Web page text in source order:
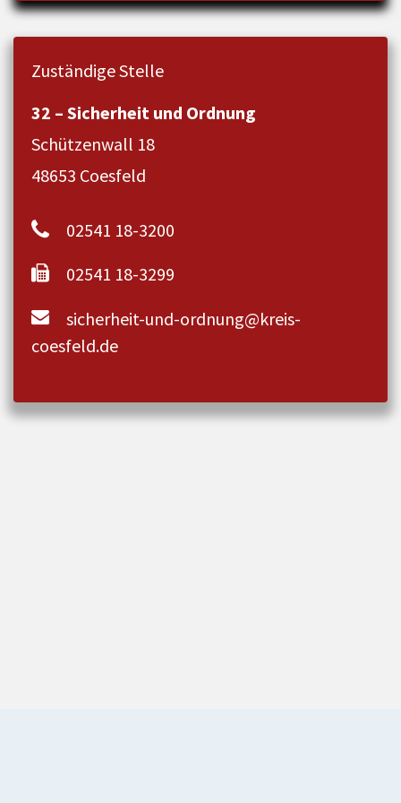
Zuständige Stelle
32 – Sicherheit und Ordnung
Schützenwall 18
48653 Coesfeld
02541 18-3200
02541 18-3299
sicherheit-und-ordnung@kreis-
coesfeld.de